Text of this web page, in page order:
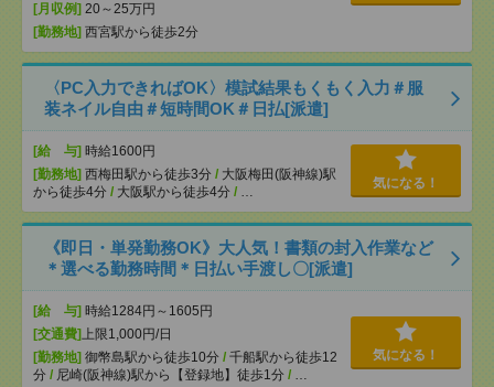
[月収例] 20～25万円
[勤務地] 西宮駅から徒歩2分
〈PC入力できればOK〉模試結果もくもく入力＃服
装ネイル自由＃短時間OK＃日払[派遣]
[給 与] 時給1600円
[勤務地] 西梅田駅から徒歩3分 / 大阪梅田(阪神線)駅
から徒歩4分 / 大阪駅から徒歩4分 / …
気になる！
《即日・単発勤務OK》大人気！書類の封入作業など
＊選べる勤務時間＊日払い手渡し〇[派遣]
[給 与] 時給1284円～1605円
[交通費] 上限1,000円/日
[勤務地] 御幣島駅から徒歩10分 / 千船駅から徒歩12
分 / 尼崎(阪神線)駅から【登録地】徒歩1分 / …
気になる！